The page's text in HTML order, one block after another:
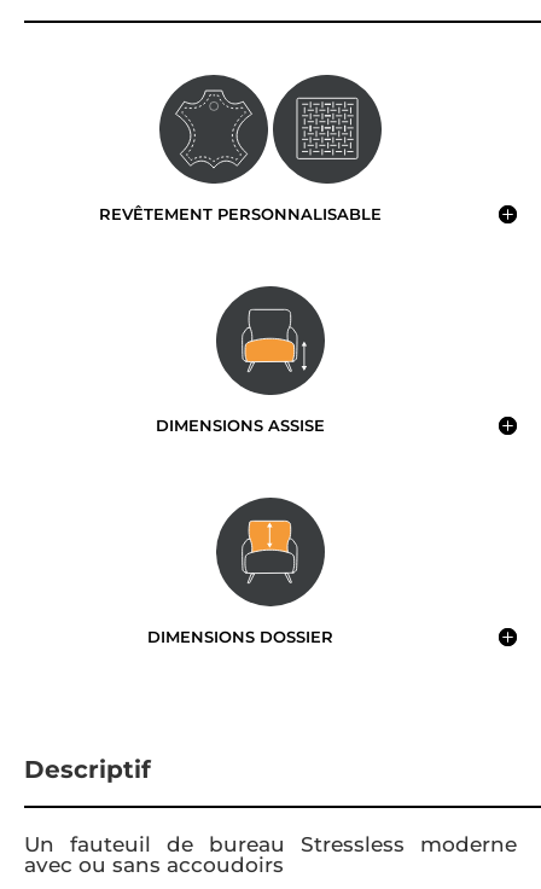
REVÊTEMENT PERSONNALISABLE
DIMENSIONS ASSISE
DIMENSIONS DOSSIER
Descriptif
Un fauteuil de bureau Stressless moderne
avec ou sans accoudoirs